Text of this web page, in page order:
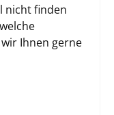
nicht finden
Ihnen gerne